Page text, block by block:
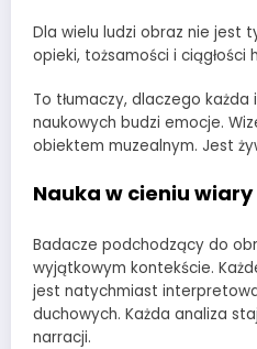
Dla wielu ludzi obraz nie jest
opieki, tożsamości i ciągłości
To tłumaczy, dlaczego
naukowych budzi emocje.
obiektem muzealnym. Jest
Nauka w cieniu wiary
Badacze podchodzący do
wyjątkowym kontekście.
jest natychmiast
duchowych. Każda analiza
narracji.